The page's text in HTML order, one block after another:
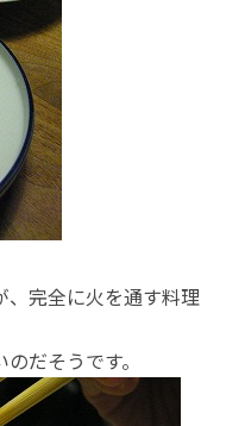
、完全に火を通す料理
だそうです。